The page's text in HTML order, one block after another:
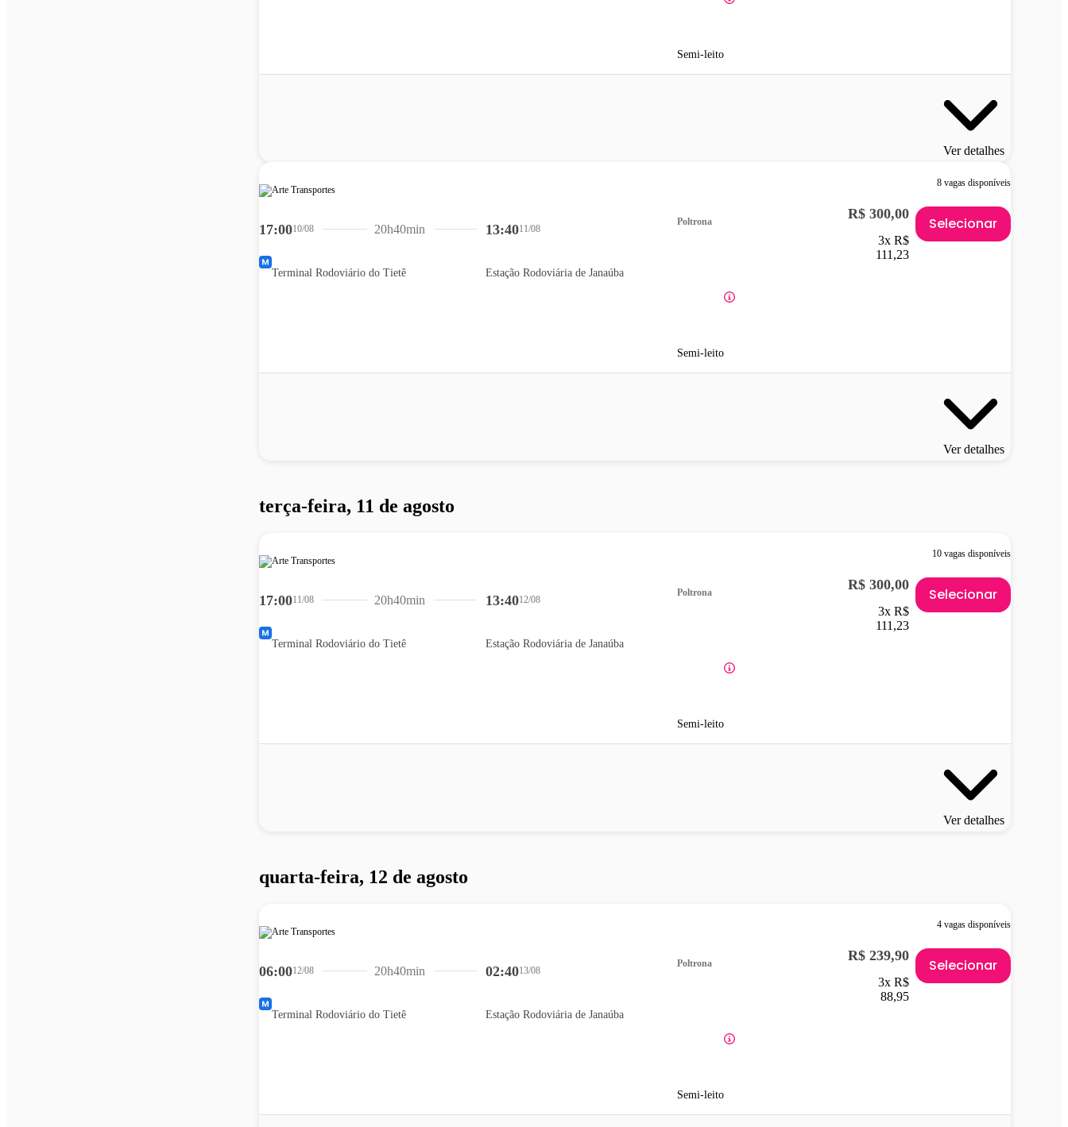
Semi-leito
Ver detalhes
8 vagas disponíveis
17:0010/08
Terminal Rodoviário do Tietê
13:4011/08
Estação Rodoviária de Janaúba
20h40min
Poltrona
Semi-leito
R$ 300,00
3x R$
111,23
Selecionar
Ver detalhes
terça-feira, 11 de agosto
10 vagas disponíveis
17:0011/08
Terminal Rodoviário do Tietê
13:4012/08
Estação Rodoviária de Janaúba
20h40min
Poltrona
Semi-leito
R$ 300,00
3x R$
111,23
Selecionar
Ver detalhes
quarta-feira, 12 de agosto
4 vagas disponíveis
06:0012/08
Terminal Rodoviário do Tietê
02:4013/08
Estação Rodoviária de Janaúba
20h40min
Poltrona
Semi-leito
R$ 239,90
3x R$
88,95
Selecionar